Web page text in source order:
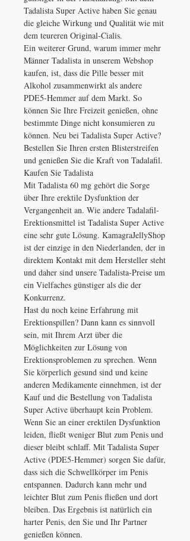
Tadalista Super Active haben Sie genau
die gleiche Wirkung und Qualität wie mit
dem teureren Original-Cialis.
Ein weiterer Grund, warum immer mehr
Männer Tadalista in unserem Webshop
kaufen, ist, dass die Pille besser mit
Alkohol zusammenwirkt als andere
PDE5-Hemmer auf dem Markt. So
können Sie Ihre Freizeit genießen, ohne
bestimmte Dinge nicht konsumieren zu
können. Neu bei Tadalista Super Active?
Bestellen Sie Ihren ersten Blisterstreifen
und genießen Sie die Kraft von Tadalafil.
Kaufen Sie Tadalista
Mit Tadalista 60 mg gehört die Sorge
über Ihre erektile Dysfunktion der
Vergangenheit an. Wie andere Tadalafil-
Erektionsmittel ist Tadalista Super Active
eine sehr gute Lösung. KamagraJellyShop
ist der einzige in den Niederlanden, der in
direktem Kontakt mit dem Hersteller steht
und daher sind unsere Tadalista-Preise um
ein Vielfaches günstiger als die der
Konkurrenz.
Hast du noch keine Erfahrung mit
Erektionspillen? Dann kann es sinnvoll
sein, mit Ihrem Arzt über die
Möglichkeiten zur Lösung von
Erektionsproblemen zu sprechen. Wenn
Sie körperlich gesund sind und keine
anderen Medikamente einnehmen, ist der
Kauf und die Bestellung von Tadalista
Super Active überhaupt kein Problem.
Wenn Sie an einer erektilen Dysfunktion
leiden, fließt weniger Blut zum Penis und
dieser bleibt schlaff. Mit Tadalista Super
Active (PDE5-Hemmer) sorgen Sie dafür,
dass sich die Schwellkörper im Penis
entspannen. Dadurch kann mehr und
leichter Blut zum Penis fließen und dort
bleiben. Das Ergebnis ist natürlich ein
harter Penis, den Sie und Ihr Partner
genießen können.